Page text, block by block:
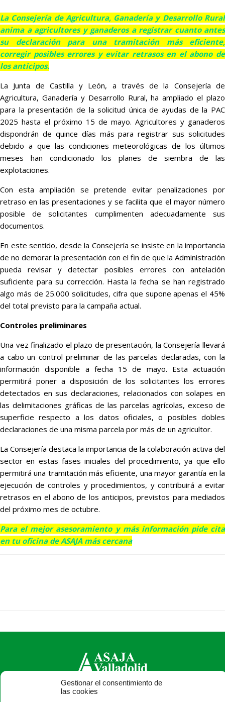
Gestionar el consentimiento de
las cookies
La Consejería de Agricultura, Ganadería y Desarrollo Rural
anima a agricultores y ganaderos a registrar cuanto antes
su declaración para una tramitación más eficiente,
corregir posibles errores y evitar retrasos en el abono de
los anticipos.
La Junta de Castilla y León, a través de la Consejería de
Agricultura, Ganadería y Desarrollo Rural, ha ampliado el plazo
para la presentación de la solicitud única de ayudas de la PAC
2025 hasta el próximo 15 de mayo. Agricultores y ganaderos
dispondrán de quince días más para registrar sus solicitudes
debido a que las condiciones meteorológicas de los últimos
meses han condicionado los planes de siembra de las
explotaciones.
Con esta ampliación se pretende evitar penalizaciones por
retraso en las presentaciones y se facilita que el mayor número
posible de solicitantes cumplimenten adecuadamente sus
documentos.
En este sentido, desde la Consejería se insiste en la importancia
de no demorar la presentación con el fin de que la Administración
pueda revisar y detectar posibles errores con antelación
suficiente para su corrección. Hasta la fecha se han registrado
algo más de 25.000 solicitudes, cifra que supone apenas el 45%
del total previsto para la campaña actual.
Controles preliminares
Una vez finalizado el plazo de presentación, la Consejería llevará
a cabo un control preliminar de las parcelas declaradas, con la
información disponible a fecha 15 de mayo. Esta actuación
permitirá poner a disposición de los solicitantes los errores
detectados en sus declaraciones, relacionados con solapes en
las delimitaciones gráficas de las parcelas agrícolas, exceso de
superficie respecto a los datos oficiales, o posibles dobles
declaraciones de una misma parcela por más de un agricultor.
La Consejería destaca la importancia de la colaboración activa del
sector en estas fases iniciales del procedimiento, ya que ello
permitirá una tramitación más eficiente, una mayor garantía en la
ejecución de controles y procedimientos, y contribuirá a evitar
retrasos en el abono de los anticipos, previstos para mediados
del próximo mes de octubre.
Para el mejor asesoramiento y más información pide cita
en tu oficina de ASAJA más cercana
ASAJA Valladolid - Jóvenes Agricultores